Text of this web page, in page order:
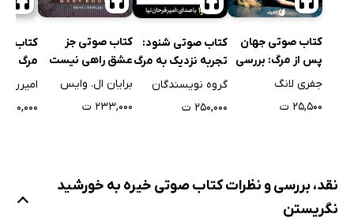
کتاب صوتی جهان
پس از مرگ: بررسی
علمی تجربیات
جفری لانگ
۲۵,۵۰۰ ت
کتاب صوتی شنود:
تجربه نزدیک به مرگ
گروه نویسندگان
۲۵۰,۰۰۰ ت
کتاب صوتی جز
عشق راهی نیست
برایان ال. وایس
۲۳۳,۰۰۰ ت
کتاب
مرگ
۹۰,۰۰۰ ت
نقد، بررسی و نظرات کتاب صوتی خیره به خورشید
نگریستن